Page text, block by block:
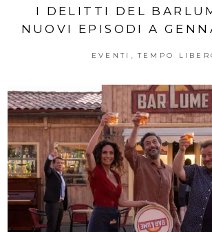
I DELITTI DEL
NUOVI EPISODI A
EVENTI , TEMPO